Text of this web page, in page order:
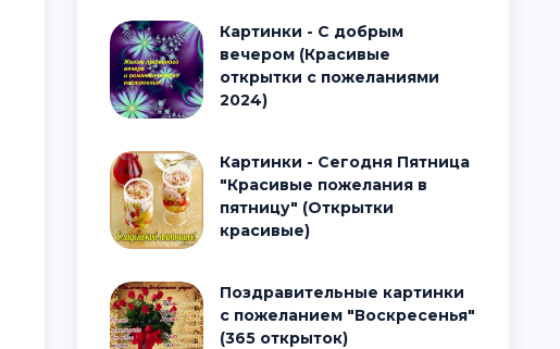
Картинки - С добрым
вечером (Красивые
открытки с пожеланиями
2024)
Картинки - Сегодня Пятница
"Красивые пожелания в
пятницу" (Открытки
красивые)
Поздравительные картинки
с пожеланием "Воскресенья"
(365 открыток)